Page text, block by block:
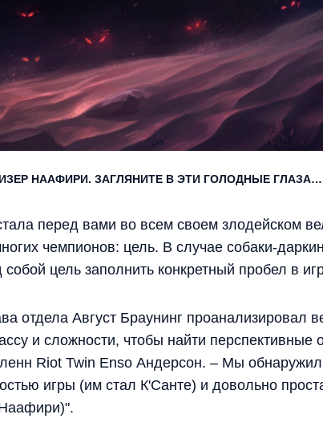
НААФИРИ. ЗАГЛЯНИТЕ В ЭТИ ГОЛОДНЫЕ ГЛАЗА…
перед вами во всем своем злодейском
чемпионов: цель. В случае собаки-
цель заполнить конкретный пробел в
отдела Август Браунинг проанализировал
и сложности, чтобы найти перспективные
Riot Twin Enso Андерсон. – Мы
игры (им стал К'Санте) и довольно